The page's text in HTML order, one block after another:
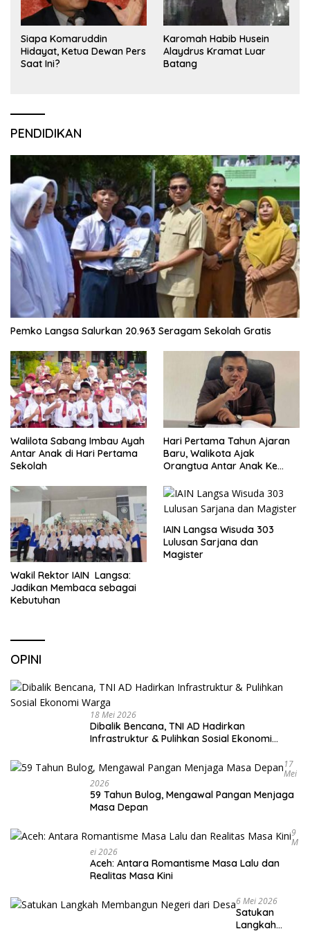
Siapa Komaruddin
Hidayat, Ketua Dewan Pers
Saat Ini?
Karomah Habib Husein
Alaydrus Kramat Luar
Batang
PENDIDIKAN
Pemko Langsa Salurkan 20.963 Seragam Sekolah Gratis
Walilota Sabang Imbau Ayah
Antar Anak di Hari Pertama
Sekolah
Hari Pertama Tahun Ajaran
Baru, Walikota Ajak
Orangtua Antar Anak Ke
Wakil Rektor IAIN Langsa:
Jadikan Membaca sebagai
Kebutuhan
IAIN Langsa Wisuda 303
Lulusan Sarjana dan
Magister
OPINI
18 Mei 2026
Dibalik Bencana, TNI AD Hadirkan
Infrastruktur & Pulihkan Sosial Ekonomi
17
Mei
2026
59 Tahun Bulog, Mengawal Pangan Menjaga
Masa Depan
9
M
Ei 2026
Aceh: Antara Romantisme Masa Lalu dan
Realitas Masa Kini
6 Mei 2026
Satukan
Langkah